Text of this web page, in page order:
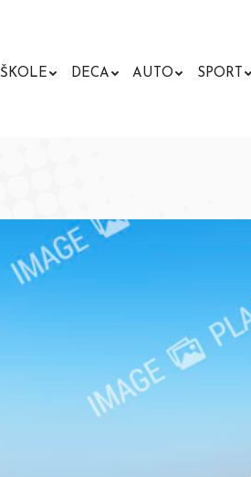
ŠKOLE DECA AUTO SPORT